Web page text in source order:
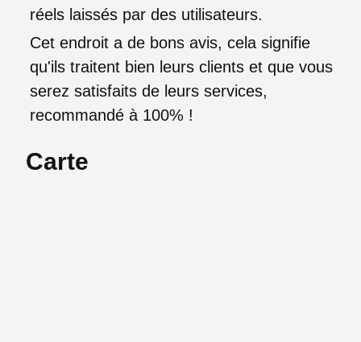
réels laissés par des utilisateurs.
Cet endroit a de bons avis, cela signifie
qu'ils traitent bien leurs clients et que vous
serez satisfaits de leurs services,
recommandé à 100% !
Carte